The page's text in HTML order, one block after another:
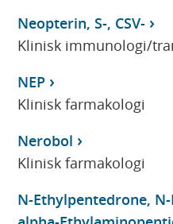
Neopterin, S-, CSV-
Klinisk immunologi/
NEP
Klinisk farmakologi
Nerobol
Klinisk farmakologi
N-Ethylpentedrone,